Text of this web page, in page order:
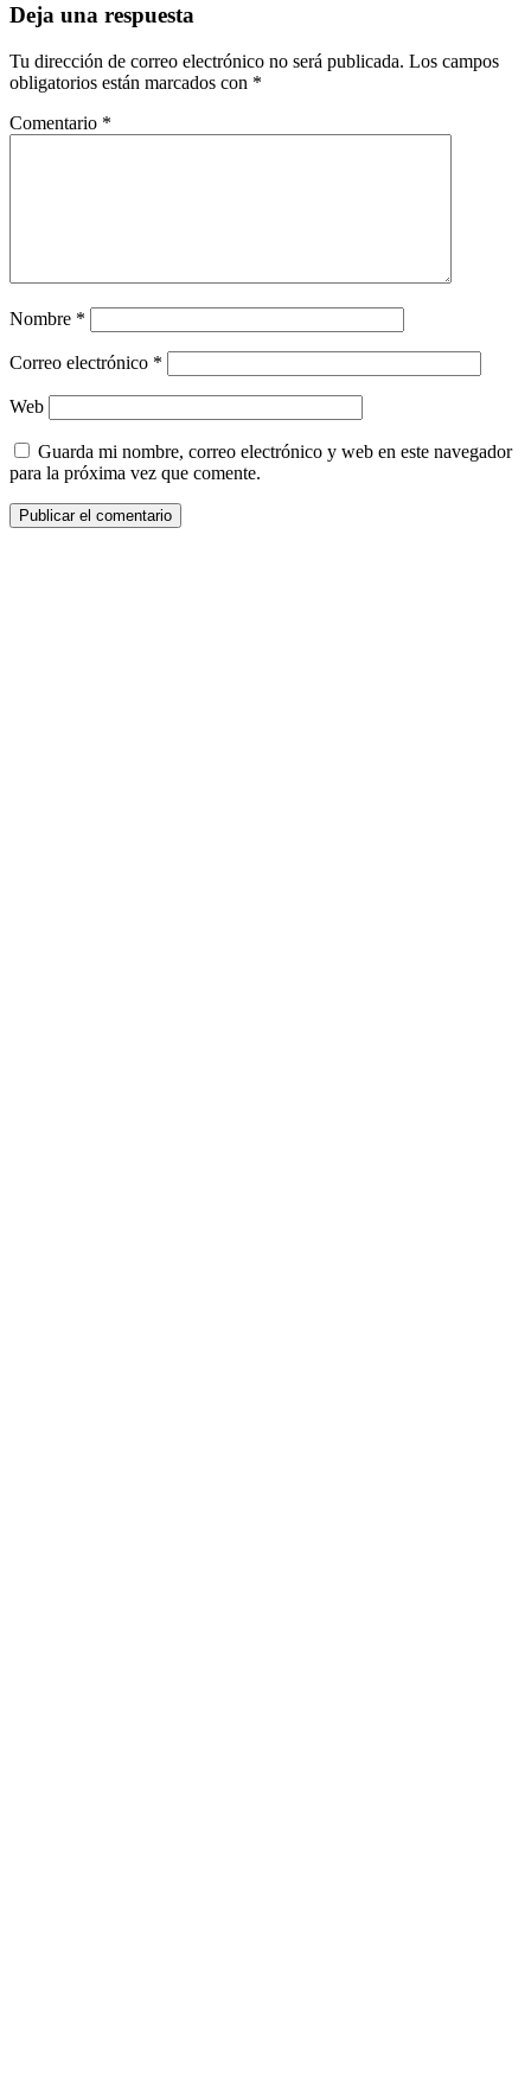
Deja una respuesta
Tu dirección de correo electrónico no será publicada. Los campos
obligatorios están marcados con *
Comentario *
Nombre *
Correo electrónico *
Web
Guarda mi nombre, correo electrónico y web en este navegador
para la próxima vez que comente.